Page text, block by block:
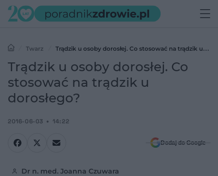
Twarz
Trądzik u osoby dorosłej. Co stosować na trądzik u
dorosłego?
Trądzik u osoby dorosłej. Co
stosować na trądzik u
dorosłego?
2016-06-03 14:22
Dodaj do Google
Dr n. med. Joanna Czuwara